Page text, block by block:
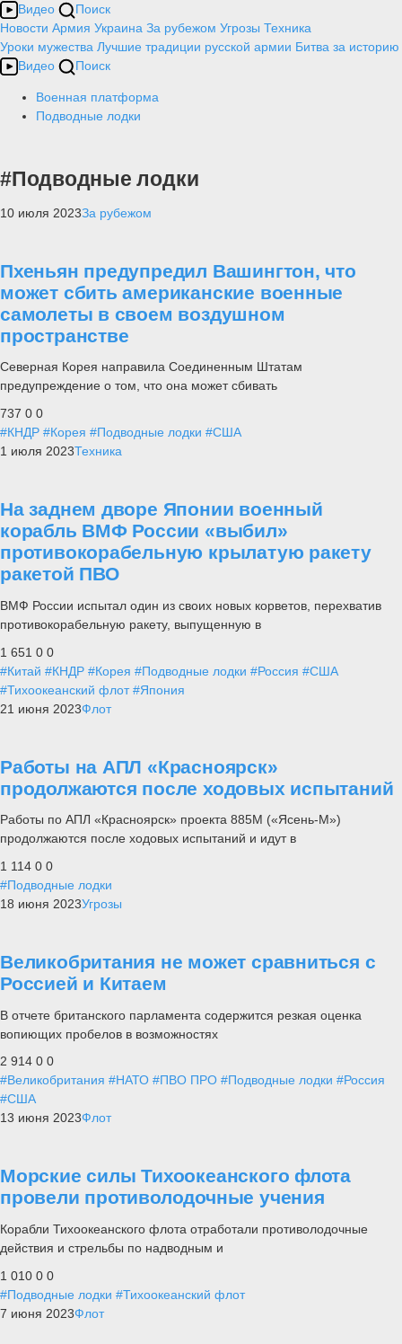
Видео
Поиск
Новости Армия Украина За рубежом Угрозы Техника
Уроки мужества Лучшие традиции русской армии Битва за историю
Видео
Поиск
Военная платформа
Подводные лодки
#Подводные лодки
10 июля 2023За рубежом
Пхеньян предупредил Вашингтон, что
может сбить американские военные
самолеты в своем воздушном
пространстве
Северная Корея направила Соединенным Штатам
предупреждение о том, что она может сбивать
737 0 0
#КНДР #Корея #Подводные лодки #США
1 июля 2023Техника
На заднем дворе Японии военный
корабль ВМФ России «выбил»
противокорабельную крылатую ракету
ракетой ПВО
ВМФ России испытал один из своих новых корветов, перехватив
противокорабельную ракету, выпущенную в
1 651 0 0
#Китай #КНДР #Корея #Подводные лодки #Россия #США
#Тихоокеанский флот #Япония
21 июня 2023Флот
Работы на АПЛ «Красноярск»
продолжаются после ходовых испытаний
Работы по АПЛ «Красноярск» проекта 885М («Ясень-М»)
продолжаются после ходовых испытаний и идут в
1 114 0 0
#Подводные лодки
18 июня 2023Угрозы
Великобритания не может сравниться с
Россией и Китаем
В отчете британского парламента содержится резкая оценка
вопиющих пробелов в возможностях
2 914 0 0
#Великобритания #НАТО #ПВО ПРО #Подводные лодки #Россия
#США
13 июня 2023Флот
Морские силы Тихоокеанского флота
провели противолодочные учения
Корабли Тихоокеанского флота отработали противолодочные
действия и стрельбы по надводным и
1 010 0 0
#Подводные лодки #Тихоокеанский флот
7 июня 2023Флот